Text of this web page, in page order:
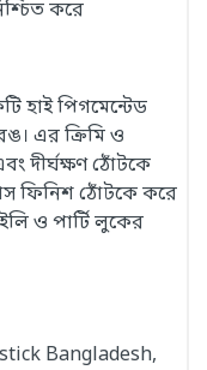
করে
হাই পিগমেন্টেড
এর ক্রিমি ও
দীর্ঘক্ষণ ঠোঁটকে
ফিনিশ ঠোঁটকে করে
ও পার্টি লুকের
Bangladesh,